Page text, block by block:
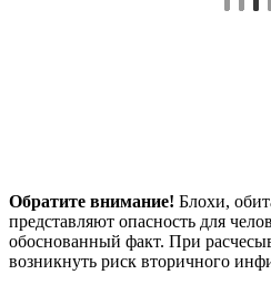
Обратите внимание! Блохи,
представляют опасность для
обоснованный факт. При
возникнуть риск вторичного